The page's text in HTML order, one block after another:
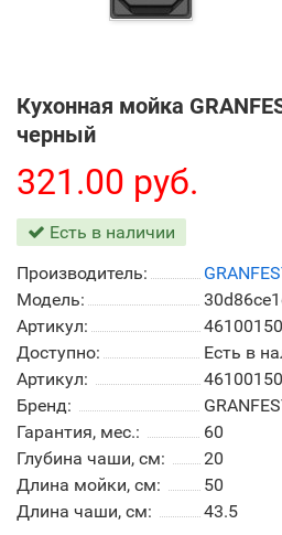
Кухонная мойка
черный
321.00 руб.
Есть в наличии
Производитель:
Модель:
Артикул:
Доступно:
Есть в
Артикул:
Бренд:
Гарантия, мес.:
60
Глубина чаши, см:
20
Длина мойки, см:
50
Длина чаши, см:
43.5